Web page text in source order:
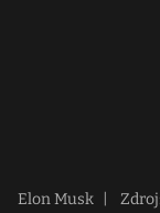
Elon Musk